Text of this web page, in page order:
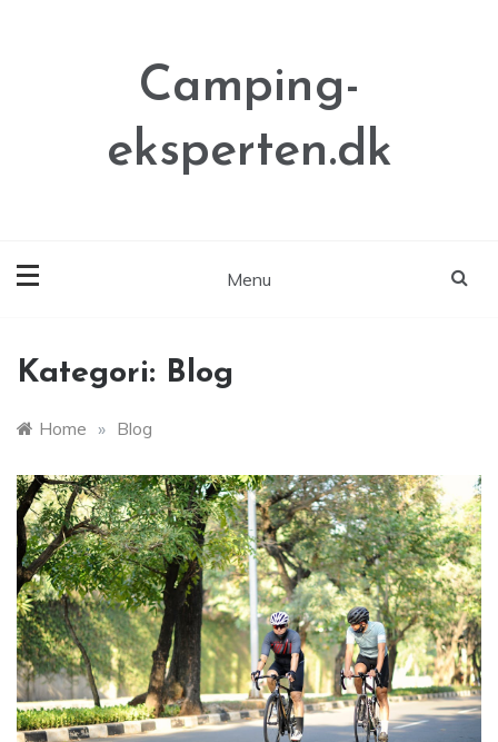
Camping-
eksperten.dk
Menu
Kategori: Blog
Home » Blog